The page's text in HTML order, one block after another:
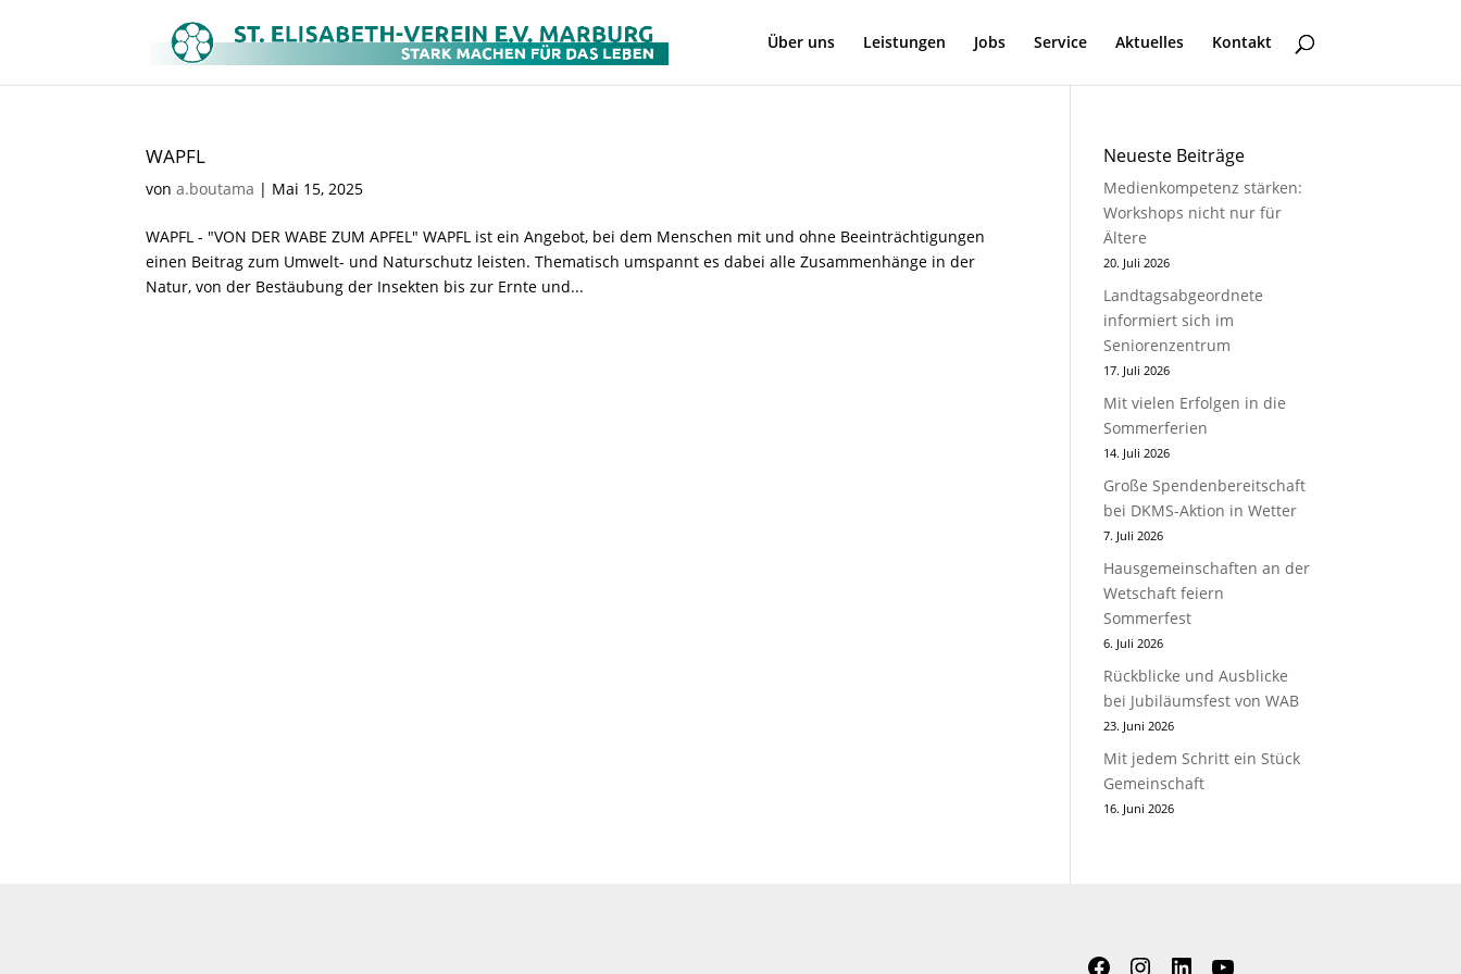
Über uns Leistungen Jobs Service Aktuelles Kontakt
WAPFL
vona.boutama | Mai 15, 2025
WAPFL - "VON DER WABE ZUM APFEL" WAPFL ist ein Angebot, bei dem Menschen mit und ohne Beeinträchtigungen
einen Beitrag zum Umwelt- und Naturschutz leisten. Thematisch umspannt es dabei alle Zusammenhänge in der
Natur, von der Bestäubung der Insekten bis zur Ernte und...
Neueste Beiträge
Medienkompetenz stärken:
Workshops nicht nur für
Ältere
20. Juli 2026
Landtagsabgeordnete
informiert sich im
Seniorenzentrum
17. Juli 2026
Mit vielen Erfolgen in die
Sommerferien
14. Juli 2026
Große Spendenbereitschaft
bei DKMS-Aktion in Wetter
7. Juli 2026
Hausgemeinschaften an der
Wetschaft feiern
Sommerfest
6. Juli 2026
Rückblicke und Ausblicke
bei Jubiläumsfest von WAB
23. Juni 2026
Mit jedem Schritt ein Stück
Gemeinschaft
16. Juni 2026
Facebook
Instagram
LinkedInYouTube